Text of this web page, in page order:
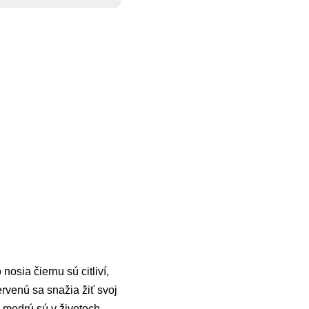
nosia čiernu sú citliví,
sa snažia žiť svoj